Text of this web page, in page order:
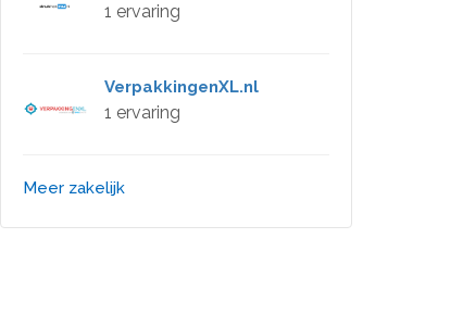
1 ervaring
VerpakkingenXL.nl
1 ervaring
Meer zakelijk